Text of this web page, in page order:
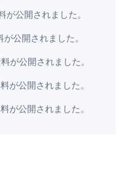
公開されました。
公開されました。
が公開されました。
が公開されました。
が公開されました。